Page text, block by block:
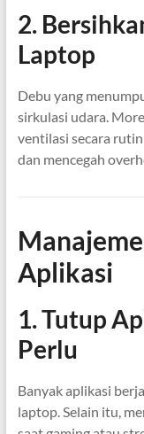
2.
Laptop
Debu yang
sirkulasi udara.
ventilasi secara
dan mencegah
Aplikasi
1. Tutup
Perlu
Banyak aplikasi
laptop. Selain itu,